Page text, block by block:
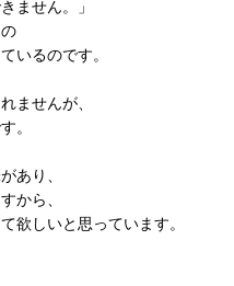
ません。」
いるのです。
ませんが、
。
あり、
から、
欲しいと思っています。